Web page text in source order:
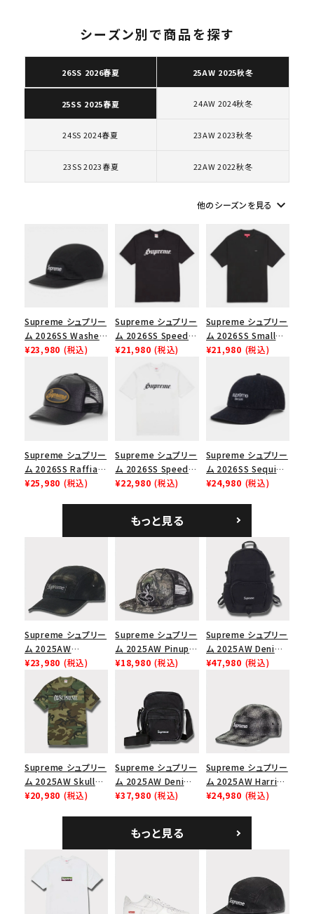
2026SS 2025AW 2025SS
Tシャツ・ロングスリーブ
ショルダー・ウエストバッグ
ブラックスウェット
カテゴリーから探す
コラボレーションブランドから探す
価格から探す
在庫のない商品を表示する
絞り込んで検索する
シーズン別で商品を探す
26SS 2026春夏 25AW 2025秋冬
25SS 2025春夏 24AW 2024秋冬
24SS 2024春夏 23AW 2023秋冬
23SS 2023春夏 22AW 2022秋冬
他のシーズンを見る keyboard_arrow_down
Supreme シュプリー
ム 2026SS Washed
Chino Twill Camp
ノツイル キャンプキャ
ップ ブラック
¥23,980 (税込)
Supreme シュプリー
ム 2026SS Speed
Tee スピードTシャツ
¥21,980 (税込)
Supreme シュプリー
ム 2026SS Small
Box Tee スモールボ
¥21,980 (税込)
Supreme シュプリー
ム 2026SS Raffia
Mesh Back 5-Panel
¥25,980 (税込)
Supreme シュプリー
ム 2026SS Speed
Tee スピードTシャツ
¥22,980 (税込)
Supreme シュプリー
ム 2026SS Sequin
Denim Classic
シックロゴ 6パネルキ
ャップ ブラック
¥24,980 (税込)
もっと見る
Supreme シュプリー
ム 2025AW
Overdyed Camp
Cap オーバーダイド
キャンプキャップ ブ
ラック
¥23,980 (税込)
Supreme シュプリー
ム 2025AW Pinup
Mesh Back 5-Panel
ュバック 5パネルキャ
ップ トゥルーティン
バーHTC フォールカ
¥18,980 (税込)
Supreme シュプリー
ム 2025AW Denim
Backpack デニム バ
¥47,980 (税込)
Supreme シュプリー
ム 2025AW Skull
Tee スカル Tシャ
¥20,980 (税込)
Supreme シュプリー
ム 2025AW Denim
Shoulder Bag デニ
¥37,980 (税込)
Supreme シュプリー
ム 2025AW Harris
Tweed Camp Cap
¥24,980 (税込)
もっと見る